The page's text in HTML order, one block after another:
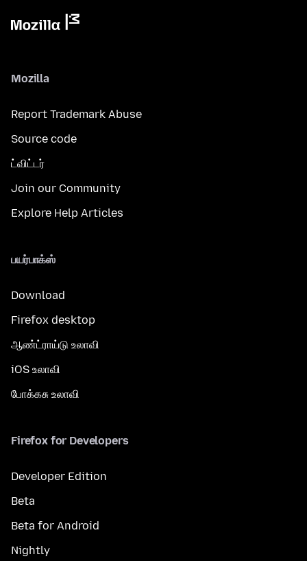
Mozilla
Report Trademark Abuse
Source code
ட்விட்டர்
Join our Community
Explore Help Articles
பயர்பாக்ஸ்
Download
Firefox desktop
ஆண்ட்ராய்டு உலாவி
iOS உலாவி
போக்கசு உலாவி
Firefox for Developers
Developer Edition
Beta
Beta for Android
Nightly